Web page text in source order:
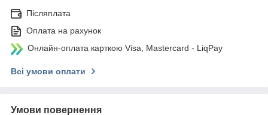
Післяплата
Оплата на рахунок
Онлайн-оплата карткою Visa, Mastercard - LiqPay
Всі умови оплати
Умови повернення